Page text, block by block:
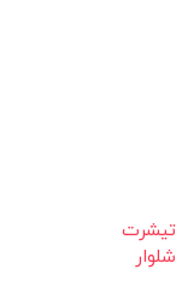
تیشرت
شلوار